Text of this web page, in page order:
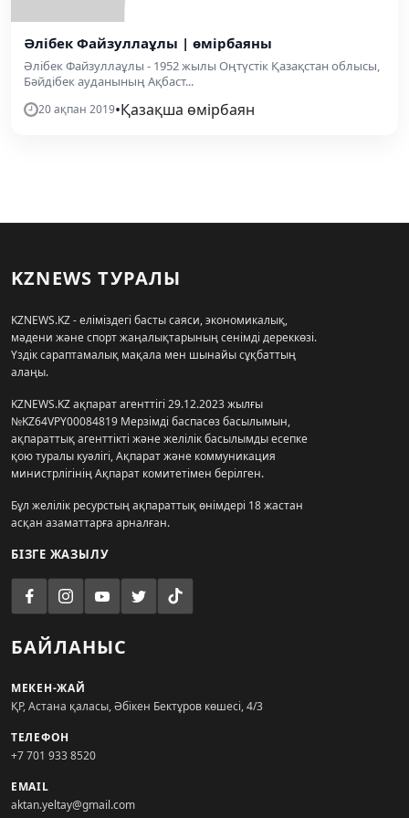
Әлібек Файзуллаұлы | өмірбаяны
Әлібек Файзуллаұлы - 1952 жылы Оңтүстік Қазақстан облысы,
Бәйдібек ауданының Ақбаст...
20 ақпан 2019•Қазақша өмірбаян
KZNEWS ТУРАЛЫ
KZNEWS.KZ - еліміздегі басты саяси, экономикалық,
мәдени және спорт жаңалықтарының сенімді дереккөзі.
Үздік сараптамалық мақала мен шынайы сұқбаттың
алаңы.
KZNEWS.KZ ақпарат агенттігі 29.12.2023 жылғы
№KZ64VPY00084819 Мерзімді баспасөз басылымын,
ақпараттық агенттікті және желілік басылымды есепке
қою туралы куәлігі, Ақпарат және коммуникация
министрлігінің Ақпарат комитетімен берілген.
Бұл желілік ресурстың ақпараттық өнімдері 18 жастан
асқан азаматтарға арналған.
БІЗГЕ ЖАЗЫЛУ
БАЙЛАНЫС
МЕКЕН-ЖАЙ
ҚР, Астана қаласы, Әбікен Бектұров көшесі, 4/3
ТЕЛЕФОН
+7 701 933 8520
EMAIL
aktan.yeltay@gmail.com